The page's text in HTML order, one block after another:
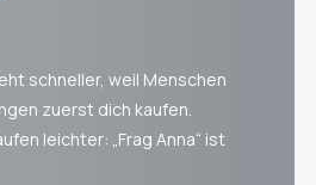
schneller, weil Menschen
zuerst dich kaufen.
leichter: „Frag Anna“ ist